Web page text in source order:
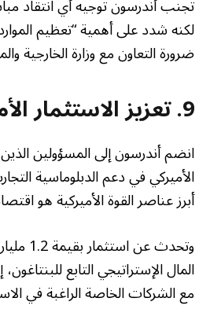
تجنب أندرسون توجيه أي انتقاد
لكنه شدد على أهمية “تعظيم
ضرورة التعاون مع وزارة الخارجية
9. تعزيز الاستثمار الأميركي
انضم أندرسون إلى المسؤولين
الأميركي في دعم الدبلوماسية
أبرز عناصر القوة الأميركية هو
وتحدث
المال الإستراتيجي التابع
مع الشركات الخاصة الراغبة في